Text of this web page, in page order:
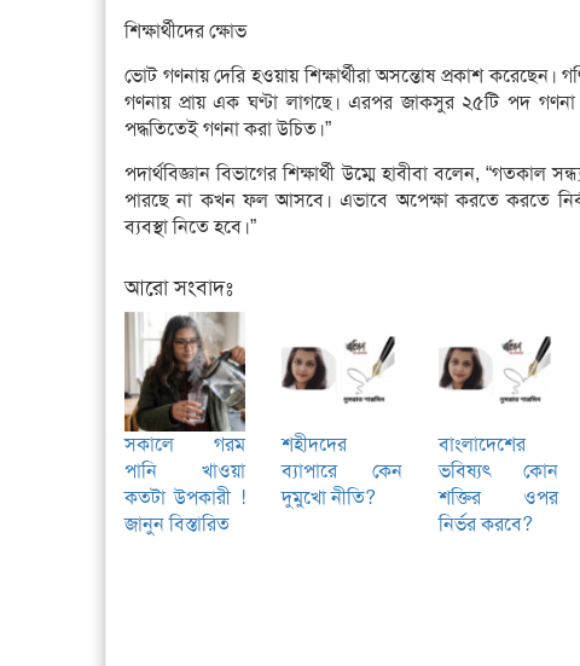
শিক্ষার্থীদের ক্ষোভ
ভোট গণনায় দেরি হওয়ায় শিক্ষার্থীরা অসন্তোষ প্রকাশ করেছেন।
গণনায় প্রায় এক ঘণ্টা লাগছে। এরপর জাকসুর ২৫টি পদ
পদ্ধতিতেই গণনা করা উচিত।”
পদার্থবিজ্ঞান বিভাগের শিক্ষার্থী উম্মে হাবীবা বলেন, “গতকাল
পারছে না কখন ফল আসবে। এভাবে অপেক্ষা করতে করতে
ব্যবস্থা নিতে হবে।”
আরো সংবাদঃ
সকালে গরম
পানি খাওয়া
কতটা উপকারী !
জানুন বিস্তারিত
শহীদদের
ব্যাপারে কেন
দুমুখো নীতি?
বাংলাদেশের
ভবিষ্যৎ কোন
শক্তির ওপর
নির্ভর করবে?